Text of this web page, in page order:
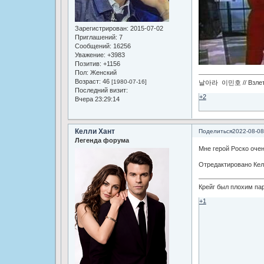
Зарегистрирован: 2015-07-02
Приглашений: 7
Сообщений: 16256
Уважение: +3983
Позитив: +1156
Пол: Женский
Возраст: 46 [1980-07-16]
Последний визит:
Вчера 23:29:14
날아라 이민호 //
+2
Поделиться2022-08-
Келли Хант
Легенда форума
Мне герой Роско
Отредактировано
Крейг был плохим
+1